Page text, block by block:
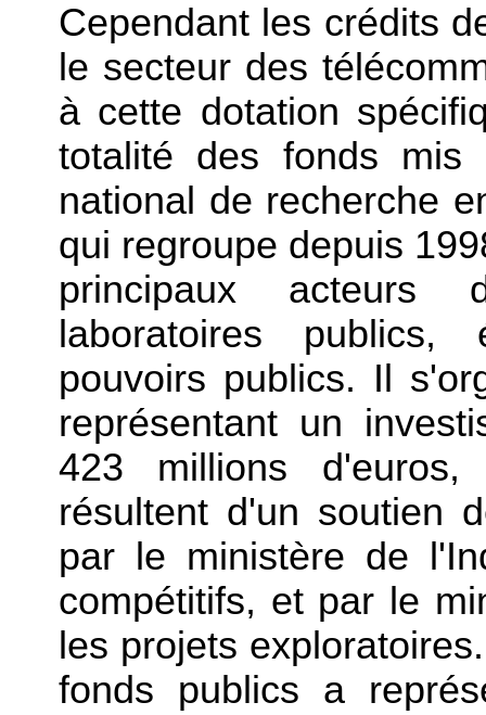
Cependant les crédits
le secteur des
à cette dotation
totalité des fonds
national de recherche
qui regroupe depuis
principaux acteurs
laboratoires publics,
pouvoirs publics. Il
représentant un
423 millions
résultent d'un soutien
par le ministère de
compétitifs, et par le
les projets
fonds publics a